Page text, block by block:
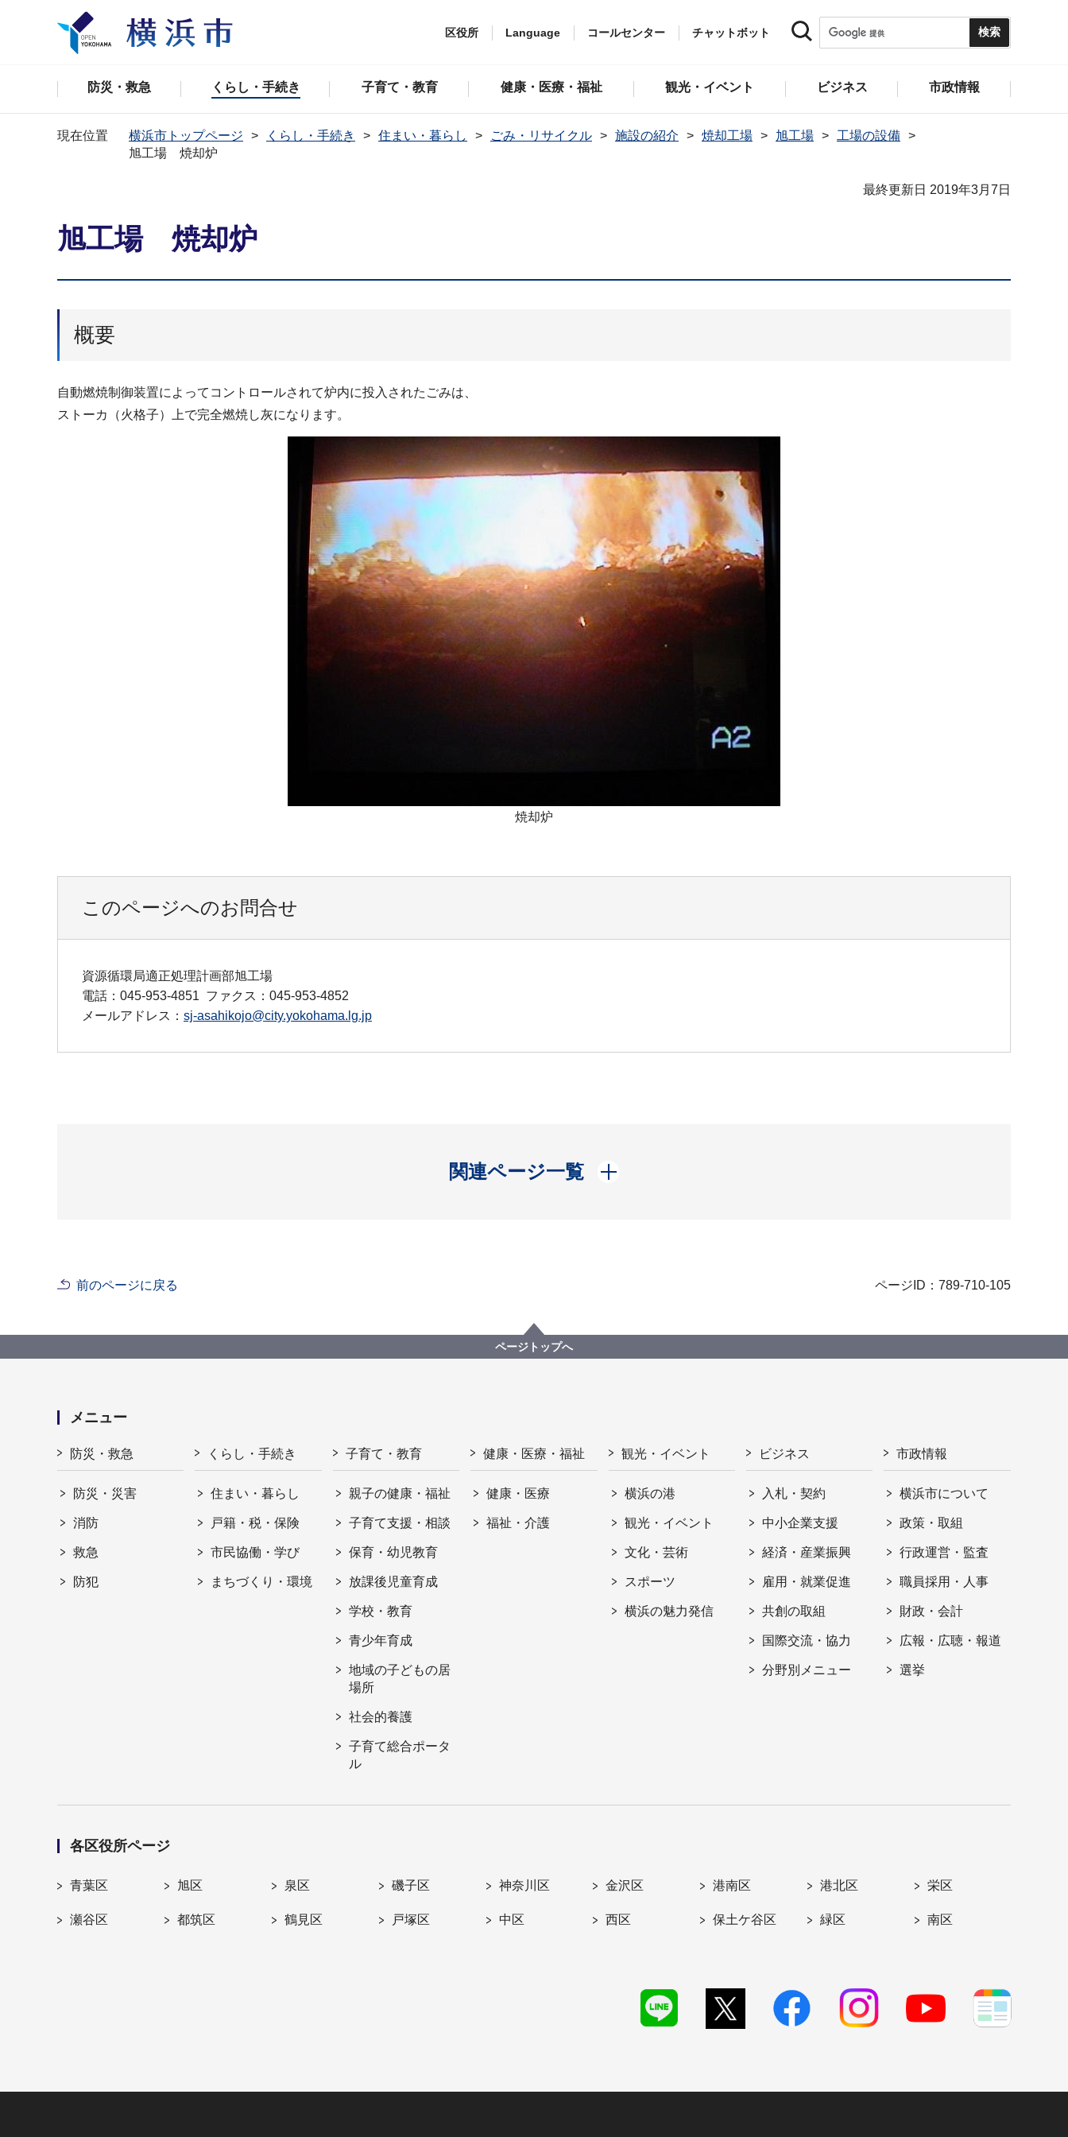
区役所 Language コールセンター チャットボット
防災・救急 くらし・手続き 子育て・教育 健康・医療・福祉 観光・イベント ビジネス 市政情報
現在位置 横浜市トップページ くらし・手続き 住まい・暮らし ごみ・リサイクル 施設の紹介 焼却工場 旭工場
工場の設備
旭工場 焼却炉
最終更新日 2019年3月7日
旭工場 焼却炉
概要
自動燃焼制御装置によってコントロールされて炉内に投入されたごみは、
ストーカ（火格子）上で完全燃焼し灰になります。
焼却炉
このページへのお問合せ
資源循環局適正処理計画部旭工場
電話：045-953-4851 ファクス：045-953-4852
メールアドレス： sj-asahikojo@city.yokohama.lg.jp
関連ページ一覧
開く
前のページに戻る ページID：789-710-105
ページトップへ
メニュー
防災・救急
防災・災害
消防
救急
防犯
くらし・手続き
住まい・暮らし
戸籍・税・保険
市民協働・学び
まちづくり・環境
子育て・教育
親子の健康・福祉
子育て支援・相談
保育・幼児教育
放課後児童育成
学校・教育
青少年育成
地域の子どもの居
場所
社会的養護
子育て総合ポータ
ル
健康・医療・福祉
健康・医療
福祉・介護
観光・イベント
横浜の港
観光・イベント
文化・芸術
スポーツ
横浜の魅力発信
ビジネス
入札・契約
中小企業支援
経済・産業振興
雇用・就業促進
共創の取組
国際交流・協力
分野別メニュー
市政情報
横浜市について
政策・取組
行政運営・監査
職員採用・人事
財政・会計
広報・広聴・報道
選挙
各区役所ページ
青葉区 旭区 泉区 磯子区 神奈川区 金沢区 港南区 港北区 栄区
瀬谷区 都筑区 鶴見区 戸塚区 中区 西区 保土ケ谷区 緑区 南区